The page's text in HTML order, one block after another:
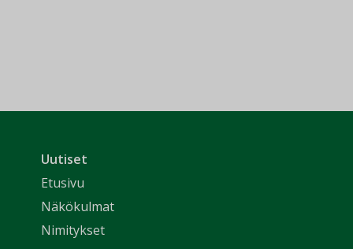
Uutiset
Etusivu
Näkökulmat
Nimitykset